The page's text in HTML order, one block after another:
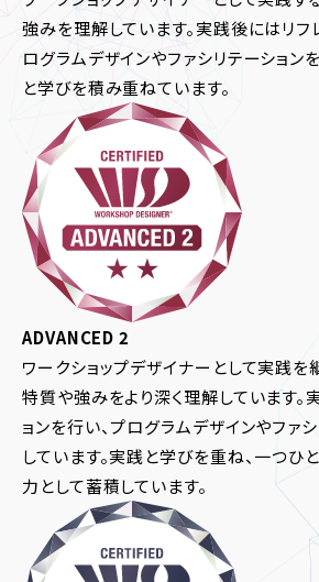
強みを理解しています。実践後にはリフ
ログラムデザインやファシリテーション
と学びを積み重ねています。
ADVANCED 2
ワークショップデザイナーとして実践を
特質や強みをより深く理解しています。
ョンを行い、プログラムデザインやファ
しています。実践と学びを重ね、一つひ
力として蓄積しています。